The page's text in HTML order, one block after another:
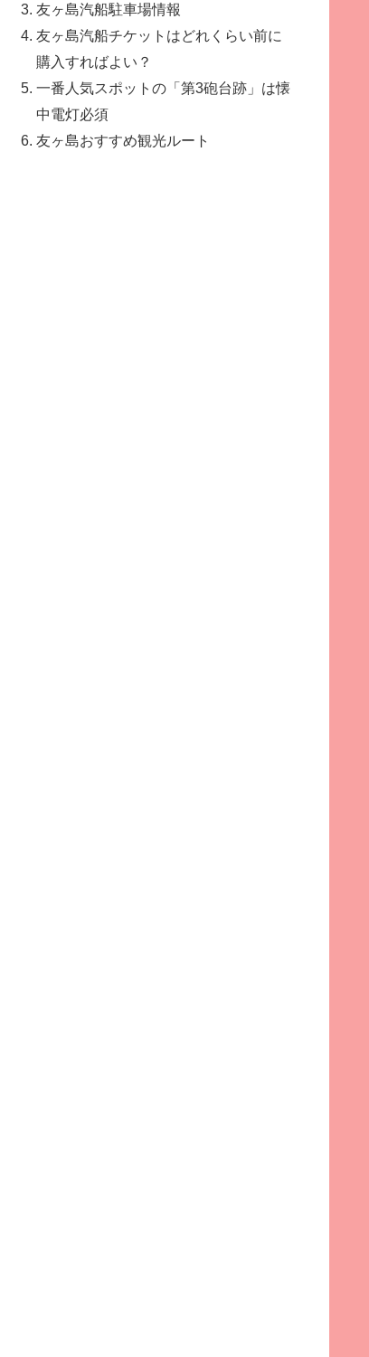
友ヶ島汽船駐車場情報
友ヶ島汽船チケットはどれくらい前に
購入すればよい？
一番人気スポットの「第3砲台跡」は懐
中電灯必須
友ヶ島おすすめ観光ルート